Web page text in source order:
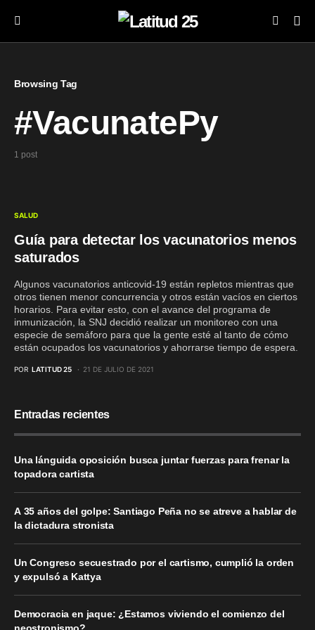
Browsing Tag
#VacunatePy
1 post
SALUD
Guía para detectar los vacunatorios menos
saturados
Algunos vacunatorios anticovid-19 están repletos mientras que
otros tienen menor concurrencia y otros están vacíos en ciertos
horarios. Para evitar esto, con el avance del programa de
inmunización, la SNJ decidió realizar un monitoreo con una
especie de semáforo para que la gente esté al tanto de cómo
están ocupados los vacunatorios y ahorrarse tiempo de espera.
POR LATITUD 25 21 DE JULIO DE 2021
Entradas recientes
Una lánguida oposición busca juntar fuerzas para frenar la
topadora cartista
A 35 años del golpe: Santiago Peña no se atreve a hablar de
la dictadura stronista
Un Congreso secuestrado por el cartismo, cumplió la orden
y expulsó a Kattya
Democracia en jaque: ¿Estamos viviendo el comienzo del